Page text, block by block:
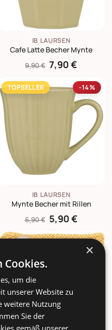
IB LAURSEN
Cafe Latte Becher Mynte
9,90 € 7,90 €
TOPSELLER -14%
IB LAURSEN
Mynte Becher mit Rillen
6,90 € 5,90 €
×
Cookies.
um die
unserer Website zu
weitere Nutzung
Sie der
gemäß unserer